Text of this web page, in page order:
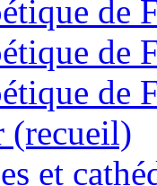
de
de
de
(recueil)
et